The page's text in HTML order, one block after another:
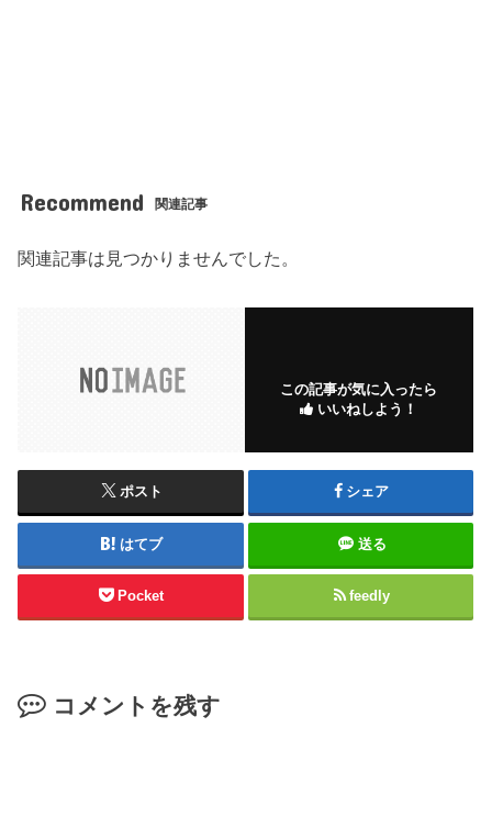
Recommend 関連記事
関連記事は見つかりませんでした。
この記事が気に入ったら
いいねしよう！
ポスト シェア
はてブ 送る
Pocket feedly
コメントを残す